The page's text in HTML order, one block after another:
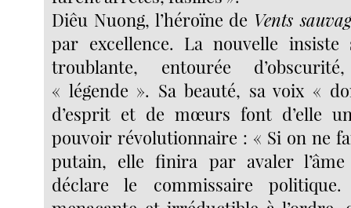
Diêu Nuong, l’héroïne de Vents
par excellence. La nouvelle
troublante, entourée
« légende ». Sa beauté, sa voix «
d’esprit et de mœurs font d’elle
pouvoir révolutionnaire : « Si on ne
putain, elle finira par avaler
déclare le commissaire